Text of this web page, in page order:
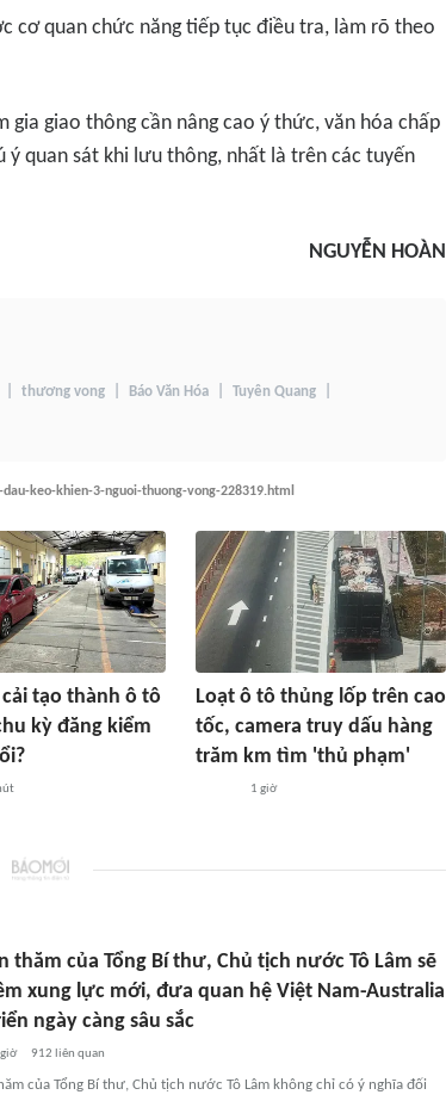
cơ quan chức năng tiếp tục điều tra, làm rõ theo
gia giao thông cần nâng cao ý thức, văn hóa chấp
ý quan sát khi lưu thông, nhất là trên các tuyến
NGUYỄN HOÀN
thương vong Báo Văn Hóa Tuyên Quang
keo-khien-3-nguoi-thuong-vong-228319.html
tạo thành ô tô
kỳ đăng kiểm
Loạt ô tô thủng lốp trên cao
tốc, camera truy dấu hàng
trăm km tìm 'thủ phạm'
1 giờ
thăm của Tổng Bí thư, Chủ tịch nước Tô Lâm sẽ
xung lực mới, đưa quan hệ Việt Nam-Australia
ngày càng sâu sắc
912 liên quan
của Tổng Bí thư, Chủ tịch nước Tô Lâm không chỉ có ý nghĩa đối